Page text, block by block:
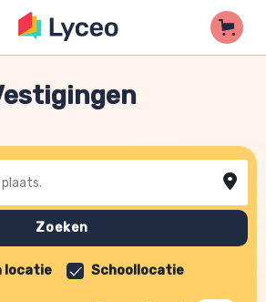
Zoeken
locatie Schoollocatie